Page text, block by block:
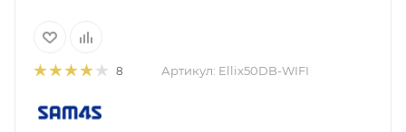
8 Артикул: Ellix50DB-WIFI